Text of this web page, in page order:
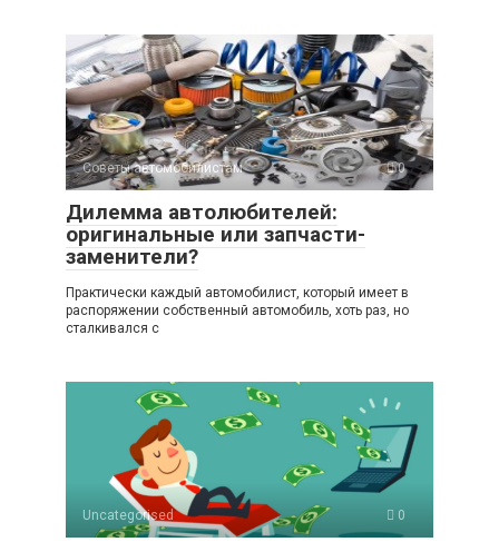
Советы автомобилистам 0
Дилемма автолюбителей:
оригинальные или запчасти-
заменители?
Практически каждый автомобилист, который имеет в
распоряжении собственный автомобиль, хоть раз, но
сталкивался с
Uncategorised 0